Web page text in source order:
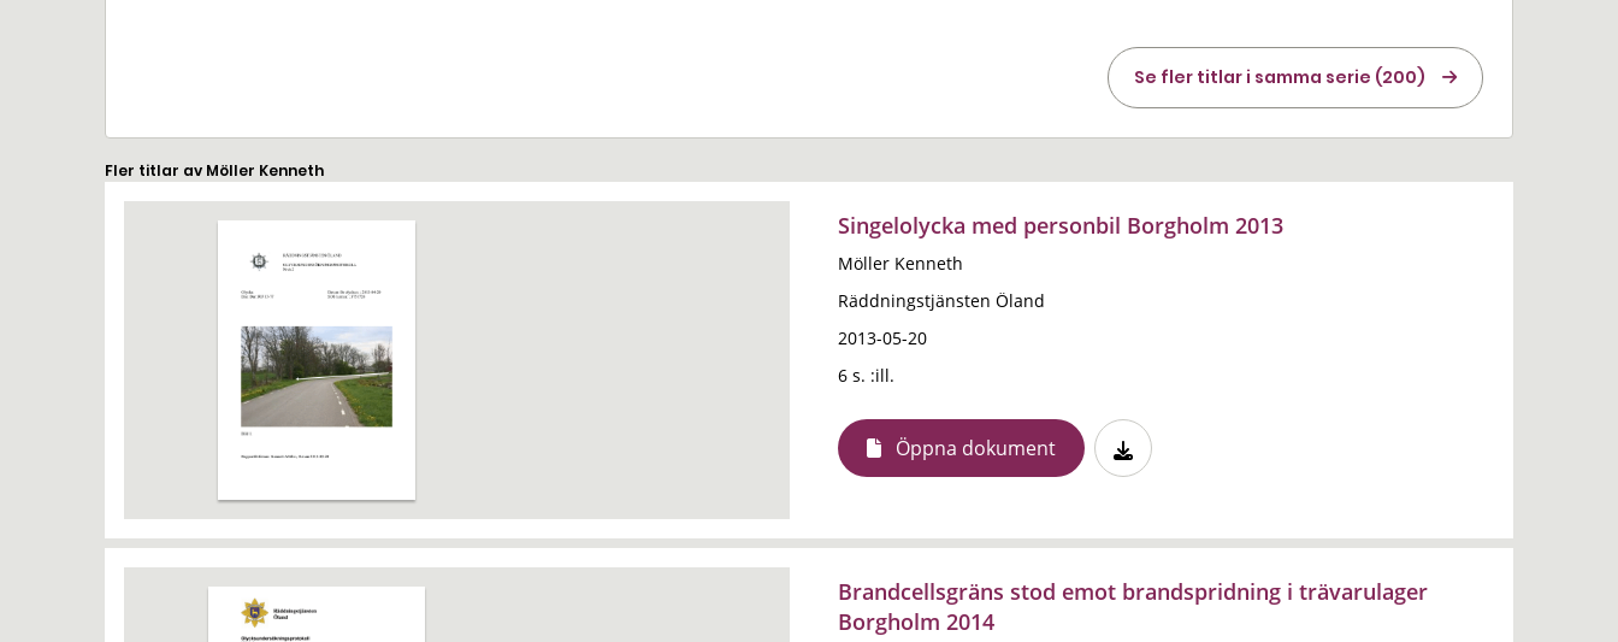
Se fler titlar i samma serie (200)
Fler titlar av Möller Kenneth
Singelolycka med personbil Borgholm 2013
Möller Kenneth
Räddningstjänsten Öland
2013-05-20
6 s. :ill.
Öppna dokument
Brandcellsgräns stod emot brandspridning i trävarulager
Borgholm 2014